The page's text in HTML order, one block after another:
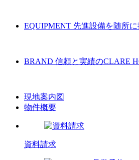
EQUIPMENT 先進設備を随所に
BRAND 信頼と実績のCLARE
現地案内図
物件概要
資料請求